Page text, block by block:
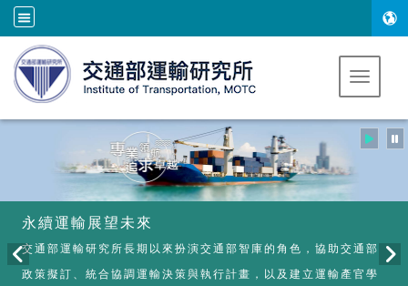
跳到主要內容
Toggle
永續運輸展望未來
交通部運輸研究所長期以來扮演交通部智庫的角色，協助交通部
政策擬訂、統合協調運輸決策與執行計畫，以及建立運輸產官學